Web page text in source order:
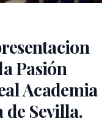
Pasión
Academia
Sevilla.